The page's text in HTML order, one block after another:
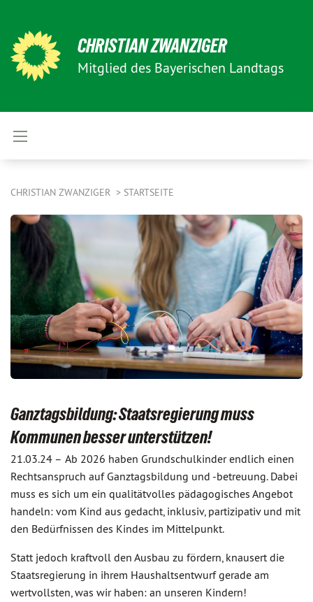
CHRISTIAN ZWANZIGER
Mitglied des Bayerischen Landtags
CHRISTIAN ZWANZIGER STARTSEITE
Ganztagsbildung: Staatsregierung muss
Kommunen besser unterstützen!
21.03.24 – Ab 2026 haben Grundschulkinder endlich einen
Rechtsanspruch auf Ganztagsbildung und -betreuung. Dabei
muss es sich um ein qualitätvolles pädagogisches Angebot
handeln: vom Kind aus gedacht, inklusiv, partizipativ und mit
den Bedürfnissen des Kindes im Mittelpunkt.
Statt jedoch kraftvoll den Ausbau zu fördern, knausert die
Staatsregierung in ihrem Haushaltsentwurf gerade am
wertvollsten, was wir haben: an unseren Kindern!